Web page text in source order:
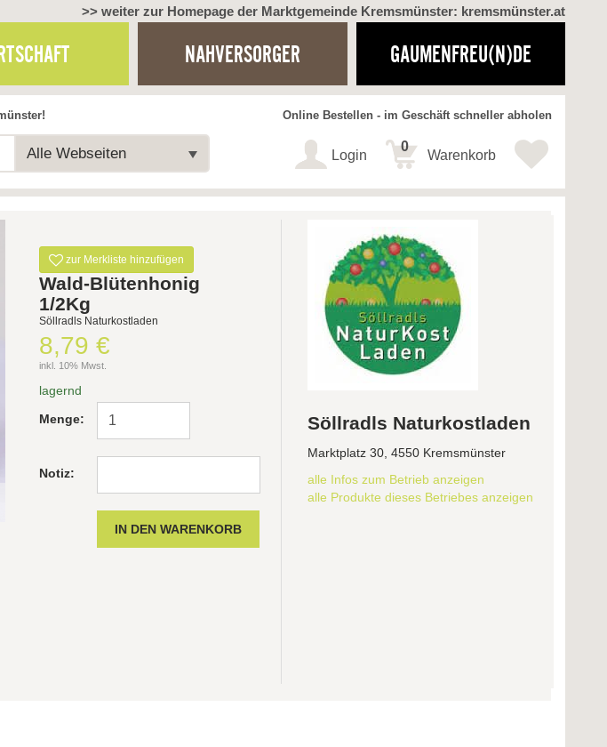
>> weiter zur Homepage der Marktgemeinde Kremsmünster: kremsmünster.at
NAHVERSORGER GAUMENFREU(N)DE
Alle Webseiten
Online Bestellen - im Geschäft schneller abholen
Login Warenkorb
0
zur Merkliste hinzufügen
Wald-Blütenhonig
1/2Kg
Söllradls Naturkostladen
8,79 €
inkl. 10% Mwst.
lagernd
Menge:
Notiz:
Söllradls Naturkostladen
Marktplatz 30, 4550 Kremsmünster
alle Infos zum Betrieb anzeigen
alle Produkte dieses Betriebes anzeigen